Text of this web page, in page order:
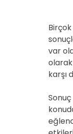
var
karşı